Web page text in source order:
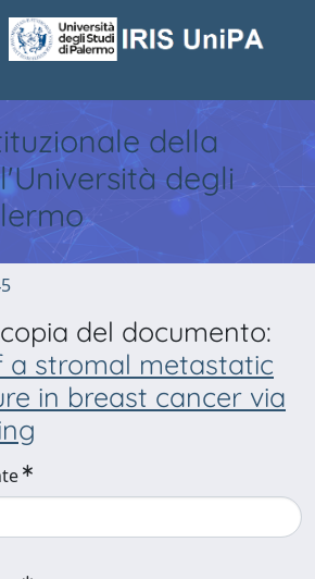
della
degli
del documento:
a stromal metastatic
in breast cancer via